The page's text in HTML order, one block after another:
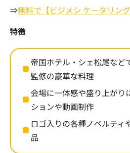
⇒無料で【ビジメシ ケータリン
特徴
帝国ホテル・シェ松尾など
監修の豪華な料理
会場に一体感や盛り上がり
ションや動画制作
ロゴ入りの各種ノベルティ
品